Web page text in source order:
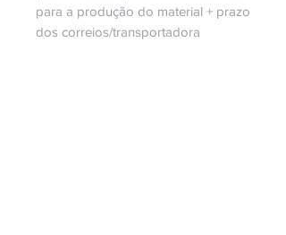
para a produção do material + prazo
dos correios/transportadora